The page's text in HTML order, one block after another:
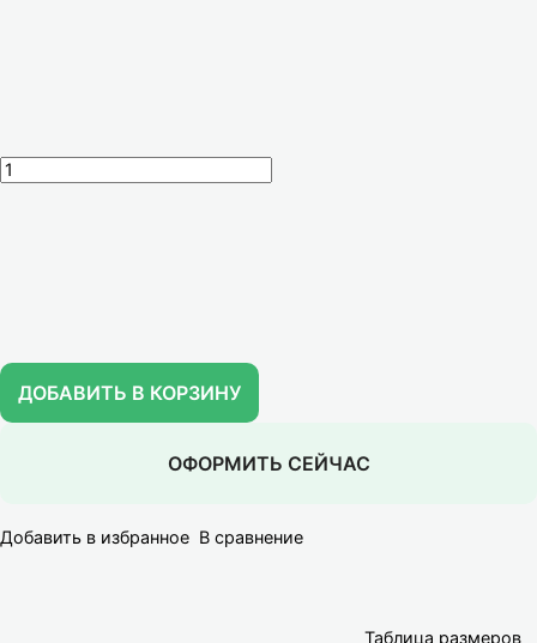
ДОБАВИТЬ В КОРЗИНУ
ОФОРМИТЬ СЕЙЧАС
Добавить в избранное В сравнение
Таблица размеров